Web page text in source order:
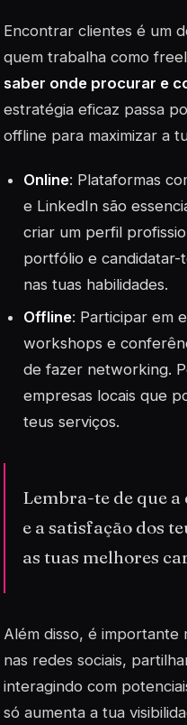
Encontrar clientes é um
quem trabalha como
saber onde procurar e
estratégia eficaz passa
offline para maximizar a
Online: Plataformas
e LinkedIn são
criar um perfil
portfólio e candidatar-
nas tuas habilidades.
Offline: Participar em
workshops e
de fazer networking.
empresas locais que
teus serviços.
Lembra-te de que
e a satisfação dos
as tuas melhores
Além disso, é importante
nas redes sociais,
interagindo com
só aumenta a tua